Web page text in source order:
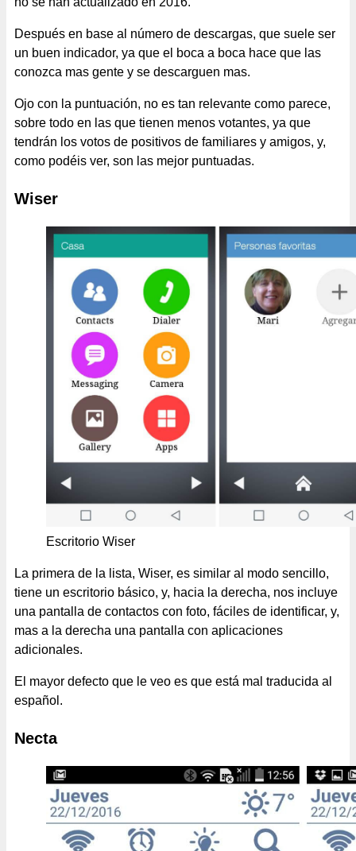
Después en base al número de descargas, que suele ser
un buen indicador, ya que el boca a boca hace que las
conozca mas gente y se descarguen mas.
Ojo con la puntuación, no es tan relevante como parece,
sobre todo en las que tienen menos votantes, ya que
tendrán los votos de positivos de familiares y amigos, y,
como podéis ver, son las mejor puntuadas.
Wiser
Escritorio Wiser
La primera de la lista, Wiser, es similar al modo sencillo,
tiene un escritorio básico, y, hacia la derecha, nos incluye
una pantalla de contactos con foto, fáciles de identificar, y,
mas a la derecha una pantalla con aplicaciones
adicionales.
El mayor defecto que le veo es que está mal traducida al
español.
Necta